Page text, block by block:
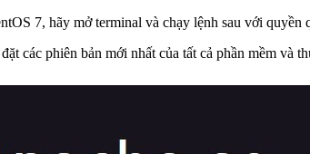
7, hãy mở terminal và chạy lệnh sau với quyền
các phiên bản mới nhất của tất cả phần mềm